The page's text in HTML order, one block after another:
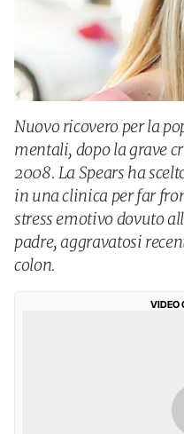
Nuovo ricovero per la
mentali, dopo la grave
2008. La Spears ha
in una clinica per far
stress emotivo dovuto
padre, aggravatosi
colon.
VIDEO